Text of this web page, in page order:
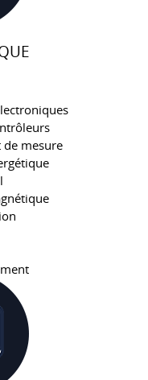
de mesure